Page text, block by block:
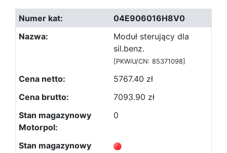
04E906016H8V0
Moduł sterujący dla
sil.benz.
[PKWiU/CN: 85371098]
5767.40 zł
7093.90 zł
0